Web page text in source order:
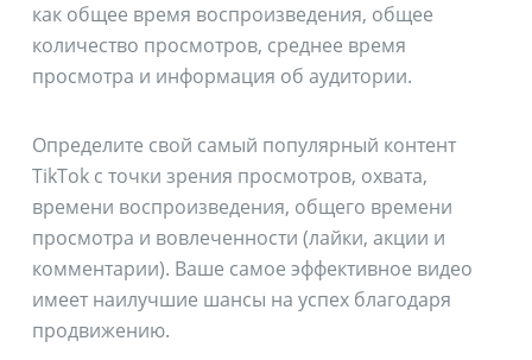
как общее время воспроизведения, общее
количество просмотров, среднее время
просмотра и информация об аудитории.
Определите свой самый популярный контент
TikTok с точки зрения просмотров, охвата,
времени воспроизведения, общего времени
просмотра и вовлеченности (лайки, акции и
комментарии). Ваше самое эффективное видео
имеет наилучшие шансы на успех благодаря
продвижению.